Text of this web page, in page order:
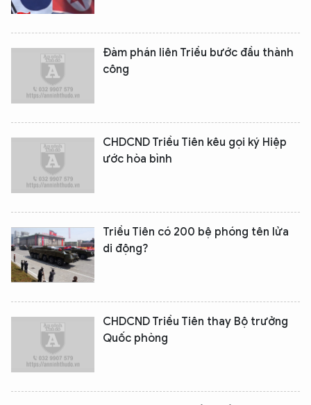
Đàm phán liên Triều bước đầu thành
công
CHDCND Triều Tiên kêu gọi ký Hiệp
ước hòa bình
Triều Tiên có 200 bệ phóng tên lửa
di động?
CHDCND Triều Tiên thay Bộ trưởng
Quốc phòng